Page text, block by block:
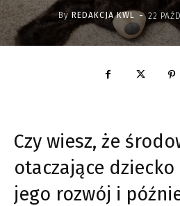
By REDAKCJA KWL - 22
Czy wiesz, że
otaczające dziecko
jego rozwój i